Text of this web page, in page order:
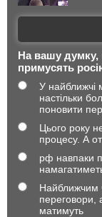
На вашу думку,
примусять
У найближчі
настільки
поновити
Цього року
процесу. А
рф навпаки
Найближчим
переговори,
матимуть